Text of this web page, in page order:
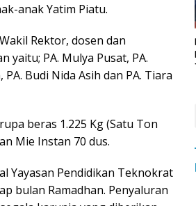
anak Yatim Piatu.
Rektor, dosen dan
yaitu; PA. Mulya Pusat, PA.
Budi Nida Asih dan PA. Tiara
beras 1.225 Kg (Satu Ton
Mie Instan 70 dus.
Yayasan Pendidikan Teknokrat
bulan Ramadhan. Penyaluran